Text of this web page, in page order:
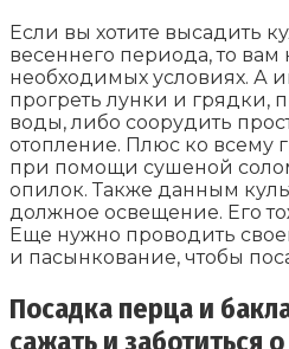
Если вы хотите высадить
весеннего периода, то вам
необходимых условиях. А
прогреть лунки и грядки,
воды, либо соорудить
отопление. Плюс ко всему
при помощи сушеной
опилок. Также данным
должное освещение. Его
Еще нужно проводить
и пасынкование, чтобы
Посадка перца и
сажать и заботиться